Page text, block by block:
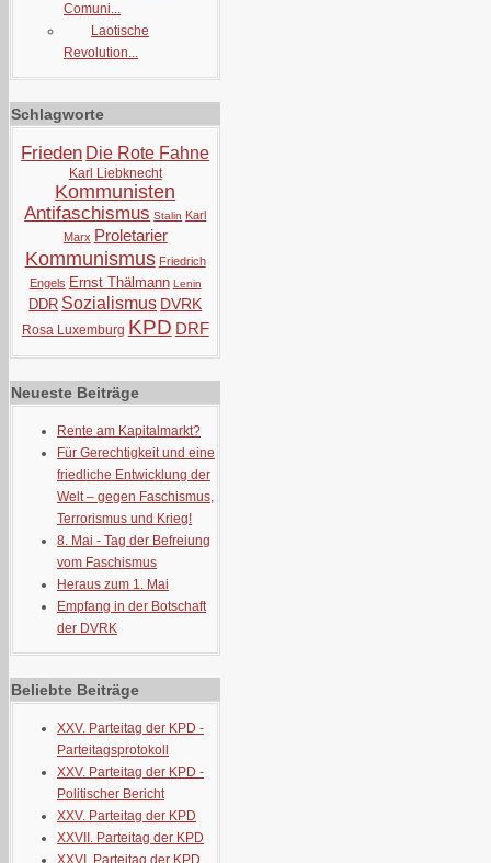
Comuni...
Laotische
Revolution...
Schlagworte
Frieden Die Rote Fahne
Karl Liebknecht
Kommunisten
Antifaschismus Stalin Karl
Marx Proletarier
Kommunismus Friedrich
Engels Ernst Thälmann Lenin
DDR Sozialismus DVRK
Rosa Luxemburg KPD DRF
Neueste Beiträge
Rente am Kapitalmarkt?
Für Gerechtigkeit und eine
friedliche Entwicklung der
Welt – gegen Faschismus,
Terrorismus und Krieg!
8. Mai - Tag der Befreiung
vom Faschismus
Heraus zum 1. Mai
Empfang in der Botschaft
der DVRK
Beliebte Beiträge
XXV. Parteitag der KPD -
Parteitagsprotokoll
XXV. Parteitag der KPD -
Politischer Bericht
XXV. Parteitag der KPD
XXVII. Parteitag der KPD
XXVI. Parteitag der KPD